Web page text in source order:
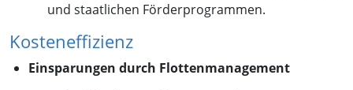
und staatlichen Förderprogrammen.
Kosteneffizienz
Einsparungen durch Flottenmanagement